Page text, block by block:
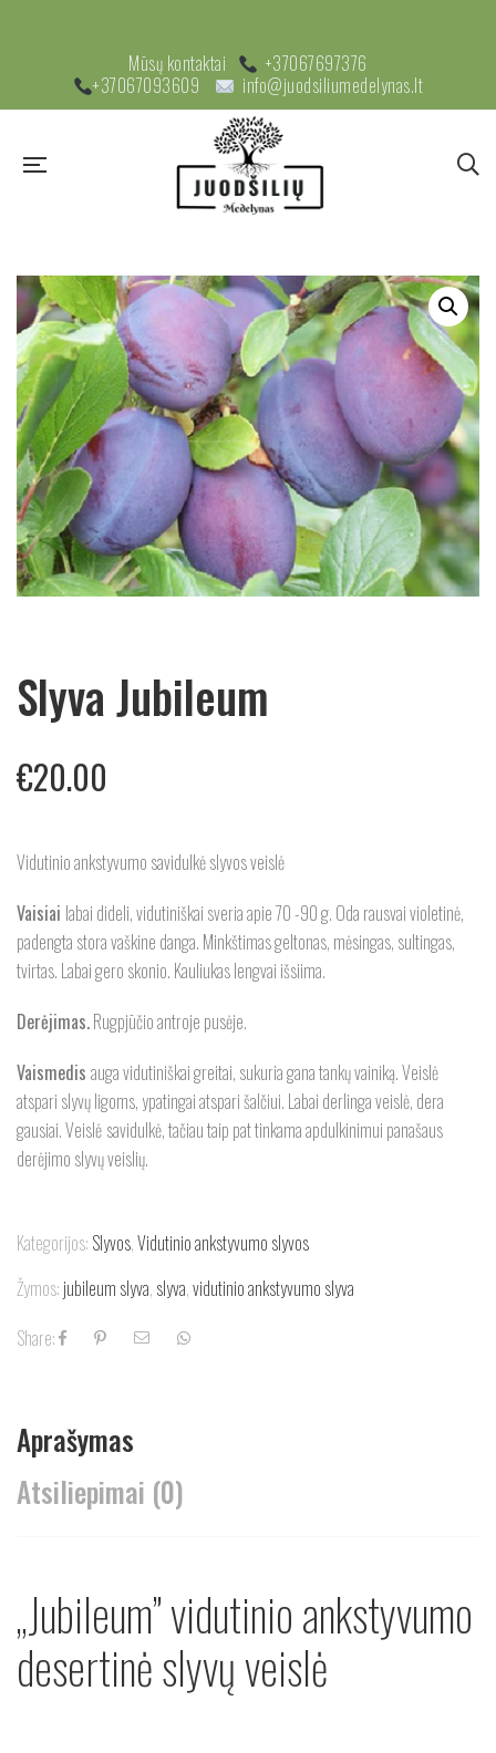
Mūsų kontaktai
+37067697376
+37067093609
info@juodsiliumedelynas.lt
Slyva Jubileum
€20.00
Vidutinio ankstyvumo savidulkė slyvos veislė
Vaisiai labai dideli, vidutiniškai sveria apie 70 -90 g. Oda rausvai violetinė,
padengta stora vaškine danga. Minkštimas geltonas, mėsingas, sultingas,
tvirtas. Labai gero skonio. Kauliukas lengvai išsiima.
Derėjimas.Rugpjūčio antroje pusėje.
Vaismedis auga vidutiniškai greitai, sukuria gana tankų vainiką. Veislė
atspari slyvų ligoms, ypatingai atspari šalčiui. Labai derlinga veislė, dera
gausiai. Veislė savidulkė, tačiau taip pat tinkama apdulkinimui panašaus
derėjimo slyvų veislių.
Kategorijos: Slyvos,Vidutinio ankstyvumo slyvos
Žymos: jubileum slyva, slyva,vidutinio ankstyvumo slyva
Share:
Aprašymas
Atsiliepimai (0)
„Jubileum” vidutinio ankstyvumo
desertinė slyvų veislė